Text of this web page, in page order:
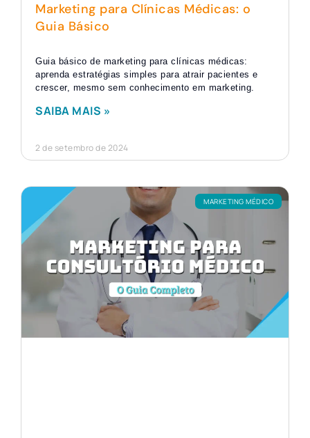
Marketing para Clínicas Médicas: o
Guia Básico
Guia básico de marketing para clínicas médicas:
aprenda estratégias simples para atrair pacientes e
crescer, mesmo sem conhecimento em marketing.
SAIBA MAIS »
2 de setembro de 2024
MARKETING MÉDICO